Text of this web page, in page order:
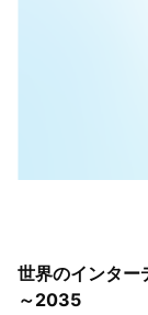
世界のインタ
～2035